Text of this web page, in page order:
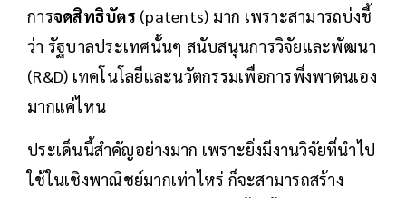
การจดสิทธิบัตร (patents) มาก เพราะสามารถบ่งชี้
ว่า รัฐบาลประเทศนั้นๆ สนับสนุนการวิจัยและพัฒนา
(R&D) เทคโนโลยีและนวัตกรรมเพื่อการพึ่งพาตนเอง
มากแค่ไหน
ประเด็นนี้สำคัญอย่างมาก เพราะยิ่งมีงานวิจัยที่นำไป
ใช้ในเชิงพาณิชย์มากเท่าไหร่ ก็จะสามารถสร้าง